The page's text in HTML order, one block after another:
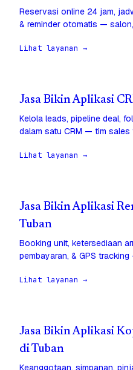
Reservasi online 24 jam,
& reminder otomatis —
Lihat layanan →
Jasa Bikin Aplikasi
Kelola leads, pipeline deal,
dalam satu CRM — tim
Lihat layanan →
Jasa Bikin Aplikasi
Tuban
Booking unit, ketersediaan
pembayaran, & GPS
Lihat layanan →
Jasa Bikin Aplikasi
di Tuban
Keanggotaan, simpanan,